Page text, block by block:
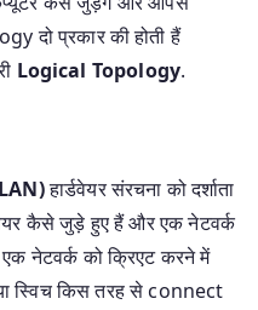
दो प्रकार की होती हैं
Logical Topology.
हार्डवेयर संरचना को दर्शाता
कैसे जुड़े हुए हैं और एक नेटवर्क
नेटवर्क को क्रिएट करने में
स्विच किस तरह से connect